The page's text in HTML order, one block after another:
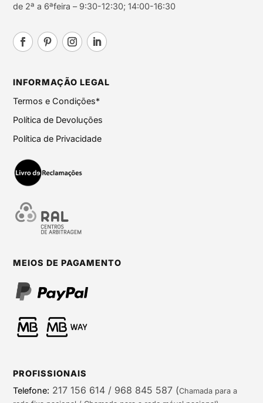
de 2ª a 6ªfeira – 9:30-12:30; 14:00-16:30
INFORMAÇÃO LEGAL
Termos e Condições*
Política de Devoluções
Política de Privacidade
MEIOS DE PAGAMENTO
PROFISSIONAIS
Telefone: 217 156 614 / 968 845 587 (Chamada para a